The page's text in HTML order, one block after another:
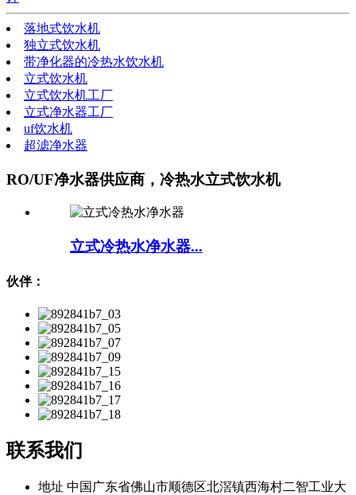
落地式饮水机
独立式饮水机
带净化器的冷热水饮水机
立式饮水机
立式饮水机工厂
立式净水器工厂
uf饮水机
超滤净水器
RO/UF净水器供应商，冷热水立式饮水机
立式冷热水净水器...
伙伴：
联系我们
地址 中国广东省佛山市顺德区北滘镇西海村二智工业大